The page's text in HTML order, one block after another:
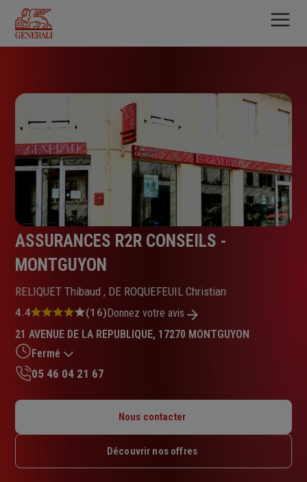
contenu
principal
ASSURANCES R2R CONSEILS -
MONTGUYON
RELIQUET Thibaud , DE ROQUEFEUIL Christian
Note
4.4
sur
5
étoiles
4.4 (16)Donnez votre avis
21 AVENUE DE LA REPUBLIQUE, 17270 MONTGUYON
Fermé
Mardi : 09h30 – 12h30 / 13h30 – 17h
Jeudi : 09h30 – 12h30 / 13h30 – 17h
05 46 04 21 67
Nous contacter
Découvrir nos offres